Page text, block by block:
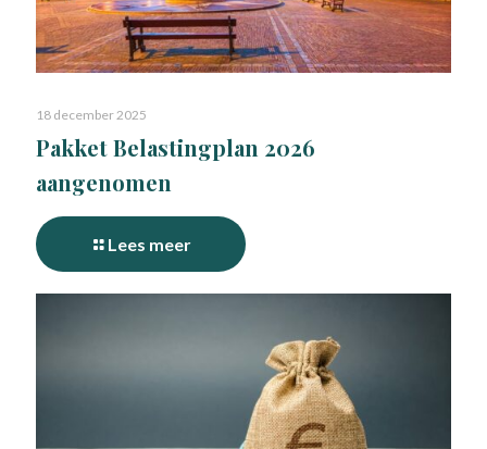
18 december 2025
Pakket Belastingplan 2026
aangenomen
Lees meer